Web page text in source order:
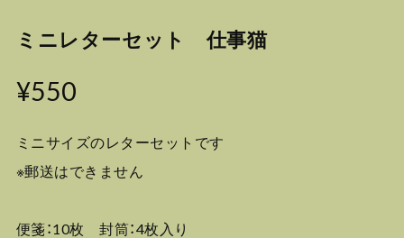
ミニレターセット 仕事猫
¥550
ミニサイズのレターセットです
※郵送はできません
便箋：10枚 封筒：4枚入り